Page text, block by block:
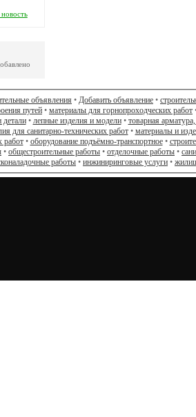
объявления • Добавить объявление •
путей • материалы для горнопроходческих работ
детали• лепные изделия и модели• товарная
для санитарно-технических работ• материалы и
работ• оборудование подъёмно-транспортное•
• общестроительные работы • отделочные работы •
работы • инжиниринговые услуги •